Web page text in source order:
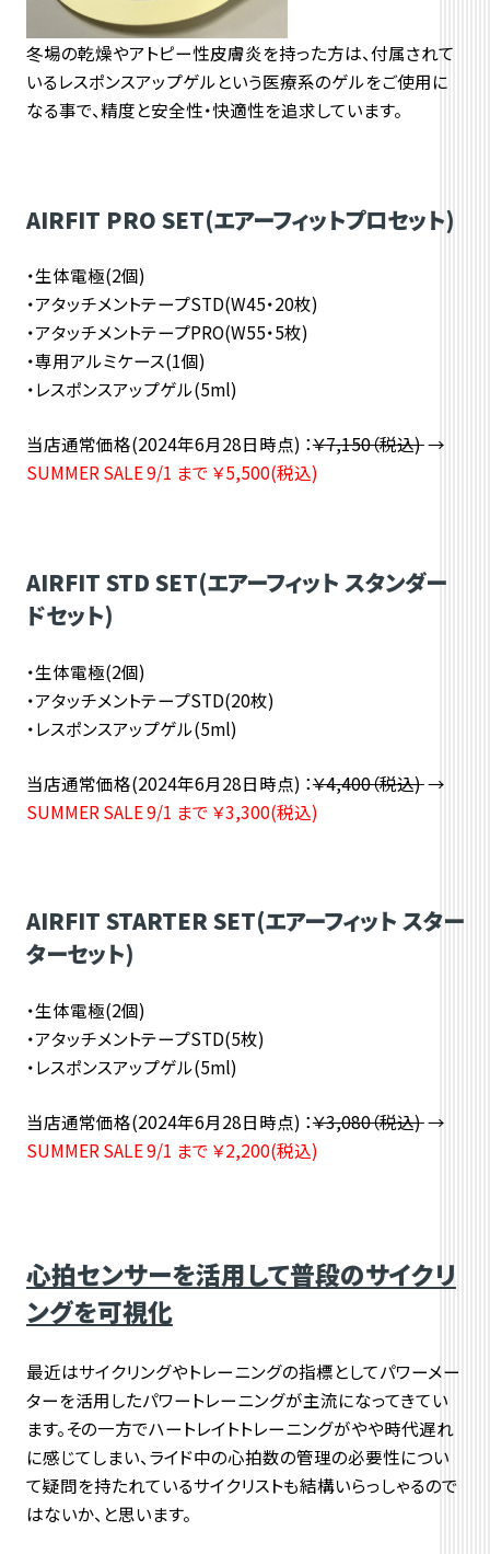
冬場の乾燥やアトピー性皮膚炎を持った方は、付属されて
いるレスポンスアップゲルという医療系のゲルをご使用に
なる事で、精度と安全性・快適性を追求しています。
AIRFIT PRO SET(エアーフィットプロセット)
・生体電極(2個)
・アタッチメントテープSTD(W45・20枚)
・アタッチメントテープPRO(W55・5枚)
・専用アルミケース(1個)
・レスポンスアップゲル(5ml)
当店通常価格(2024年6月28日時点) ：￥7,150（税込)→
SUMMER SALE 9/1 まで ￥5,500(税込)
AIRFIT STD SET(エアーフィット スタンダー
ドセット)
・生体電極(2個)
・アタッチメントテープSTD(20枚)
・レスポンスアップゲル(5ml)
当店通常価格(2024年6月28日時点) ：￥4,400（税込)→
SUMMER SALE 9/1 まで ￥3,300(税込)
AIRFIT STARTER SET(エアーフィット スター
ターセット)
・生体電極(2個)
・アタッチメントテープSTD(5枚)
・レスポンスアップゲル(5ml)
当店通常価格(2024年6月28日時点) ：￥3,080（税込)→
SUMMER SALE 9/1 まで ￥2,200(税込)
心拍センサーを活用して普段のサイクリ
ングを可視化
最近はサイクリングやトレーニングの指標としてパワーメー
ターを活用したパワートレーニングが主流になってきてい
ます。その一方でハートレイトトレーニングがやや時代遅れ
に感じてしまい、ライド中の心拍数の管理の必要性につい
て疑問を持たれているサイクリストも結構いらっしゃるので
はないか、と思います。